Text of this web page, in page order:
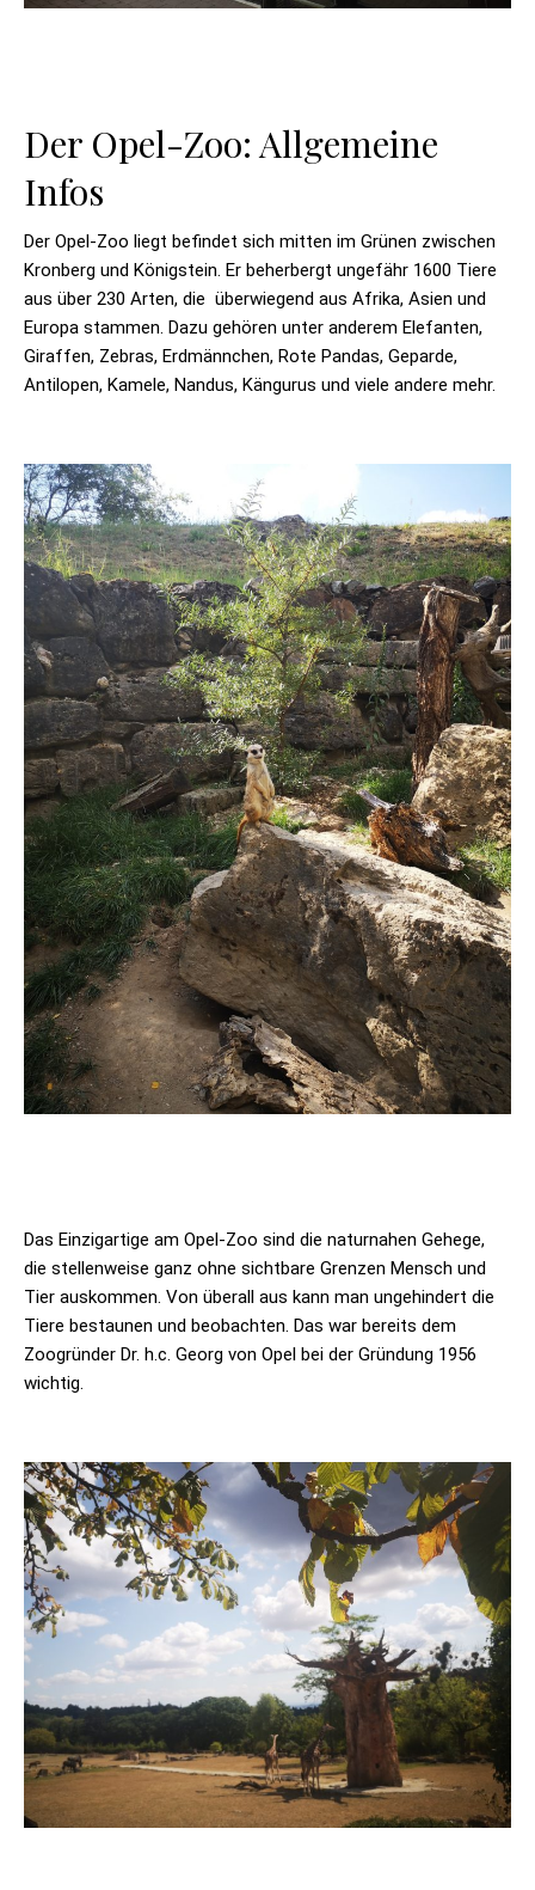
Der Opel-Zoo: Allgemeine
Infos
Der Opel-Zoo liegt befindet sich mitten im Grünen zwischen
Kronberg und Königstein. Er beherbergt ungefähr 1600 Tiere
aus über 230 Arten, die überwiegend aus Afrika, Asien und
Europa stammen. Dazu gehören unter anderem Elefanten,
Giraffen, Zebras, Erdmännchen, Rote Pandas, Geparde,
Antilopen, Kamele, Nandus, Kängurus und viele andere mehr.
Das Einzigartige am Opel-Zoo sind die naturnahen Gehege,
die stellenweise ganz ohne sichtbare Grenzen Mensch und
Tier auskommen. Von überall aus kann man ungehindert die
Tiere bestaunen und beobachten. Das war bereits dem
Zoogründer Dr. h.c. Georg von Opel bei der Gründung 1956
wichtig.